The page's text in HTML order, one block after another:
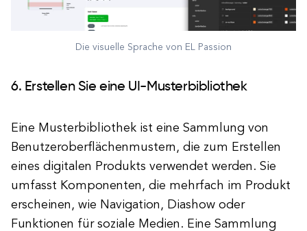
Die visuelle Sprache von EL Passion
6. Erstellen Sie eine UI-Musterbibliothek
Eine Musterbibliothek ist eine Sammlung von
Benutzeroberflächenmustern, die zum Erstellen
eines digitalen Produkts verwendet werden. Sie
umfasst Komponenten, die mehrfach im Produkt
erscheinen, wie Navigation, Diashow oder
Funktionen für soziale Medien. Eine Sammlung